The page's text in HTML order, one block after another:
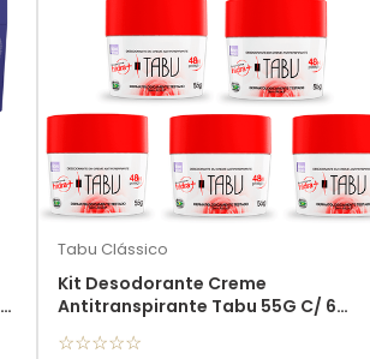
Tabu Clássico
Kit Desodorante Creme
Antitranspirante Tabu 55G C/ 6
☆☆☆☆☆